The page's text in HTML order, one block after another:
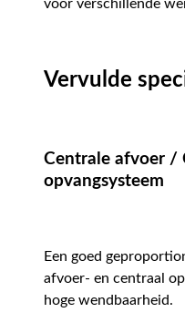
voor verschillende
Vervulde
Centrale afvoer /
opvangsysteem
Een goed
afvoer- en centraal
hoge wendbaarheid.